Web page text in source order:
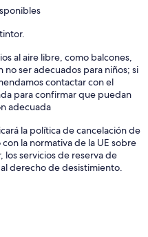
al aire libre, como balcones,
ser adecuados para niños; si
contactar con el
para confirmar que puedan
adecuada
la política de cancelación de
la normativa de la UE sobre
los servicios de reserva de
derecho de desistimiento.